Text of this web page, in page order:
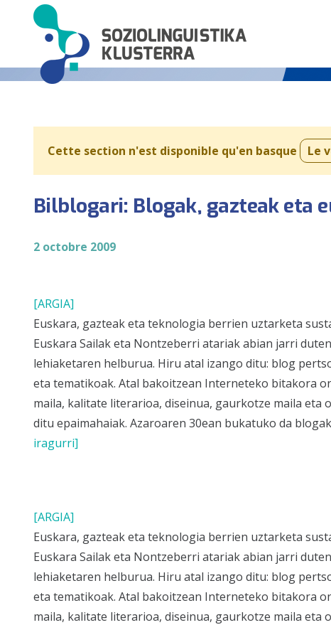
Cette section n'est disponible qu'en basque Le
Bilblogari: Blogak, gazteak eta
2 octobre 2009
[ARGIA]
Euskara, gazteak eta teknologia berrien uztarketa
Euskara Sailak eta Nontzeberri atariak abian jarri
lehiaketaren helburua. Hiru atal izango ditu: blog
eta tematikoak. Atal bakoitzean Interneteko bitakora
maila, kalitate literarioa, diseinua, gaurkotze maila eta
ditu epaimahaiak. Azaroaren 30ean bukatuko da
iragurri]
[ARGIA]
Euskara, gazteak eta teknologia berrien uztarketa
Euskara Sailak eta Nontzeberri atariak abian jarri
lehiaketaren helburua. Hiru atal izango ditu: blog
eta tematikoak. Atal bakoitzean Interneteko bitakora
maila, kalitate literarioa, diseinua, gaurkotze maila eta